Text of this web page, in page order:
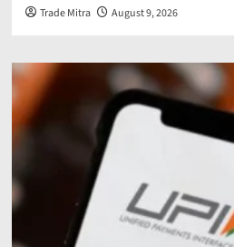
Trade Mitra August 9, 2026